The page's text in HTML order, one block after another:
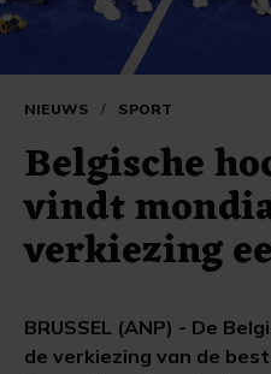
NIEUWS / SPORT
Belgische
vindt
verkiezing
BRUSSEL (ANP) - De
de verkiezing van de